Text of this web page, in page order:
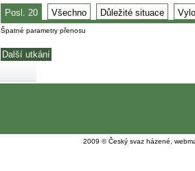
Posl. 20 Všechno Důležité situace
Špatné parametry přenosu
Další utkání
2009 © Český svaz házené,